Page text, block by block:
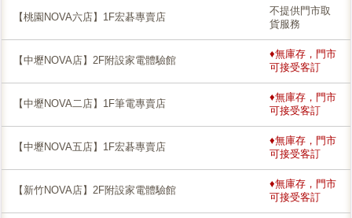
【桃園NOVA六店】1F宏碁專賣店
不提供門市取
貨服務
【中壢NOVA店】2F附設家電體驗館
♦無庫存，門市
可接受客訂
【中壢NOVA二店】1F筆電專賣店
♦無庫存，門市
可接受客訂
【中壢NOVA五店】1F宏碁專賣店
♦無庫存，門市
可接受客訂
【新竹NOVA店】2F附設家電體驗館
♦無庫存，門市
可接受客訂